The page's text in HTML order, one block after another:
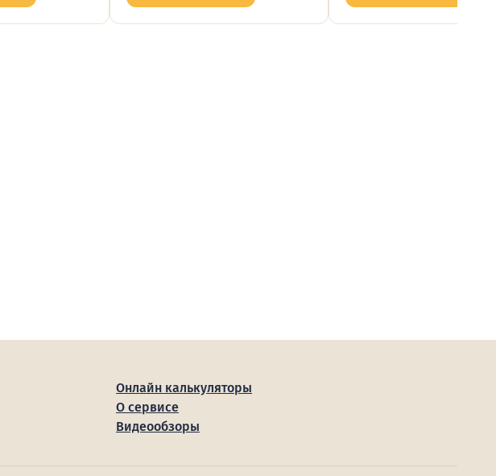
Онлайн калькуляторы
О сервисе
Видеообзоры